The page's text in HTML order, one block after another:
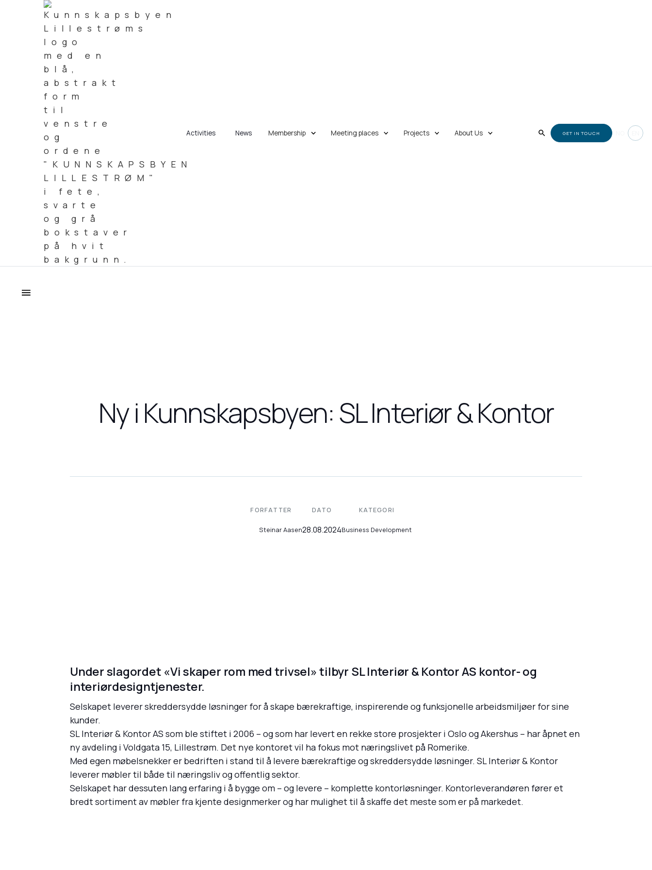
Activities News Membership Meeting places Projects About Us GET IN TOUCH
Ny i Kunnskapsbyen: SL Interiør & Kontor
FORFATTER
Steinar Aasen
DATO
28.08.2024
KATEGORI
Business Development
Under slagordet «Vi skaper rom med trivsel» tilbyr SL Interiør & Kontor AS kontor- og
interiørdesigntjenester.
Selskapet leverer skreddersydde løsninger for å skape bærekraftige, inspirerende og funksjonelle arbeidsmiljøer for sine
kunder.
SL Interiør & Kontor AS som ble stiftet i 2006 – og som har levert en rekke store prosjekter i Oslo og Akershus – har åpnet en
ny avdeling i Voldgata 15, Lillestrøm. Det nye kontoret vil ha fokus mot næringslivet på Romerike.
Med egen møbelsnekker er bedriften i stand til å levere bærekraftige og skreddersydde løsninger. SL Interiør & Kontor
leverer møbler til både til næringsliv og offentlig sektor.
Selskapet har dessuten lang erfaring i å bygge om – og levere – komplette kontorløsninger. Kontorleverandøren fører et
bredt sortiment av møbler fra kjente designmerker og har mulighet til å skaffe det meste som er på markedet.